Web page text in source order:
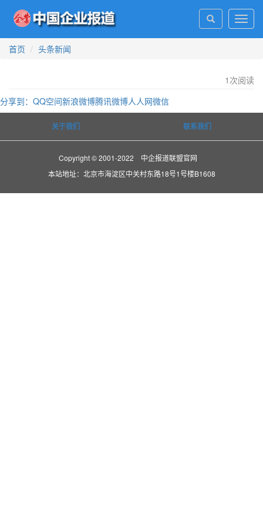
首页
头条新闻
1 次阅读
分享到： QQ空间新浪微博腾讯微博人人网微信
关于我们 联系我们
Copyright © 2001-2022 中企报道联盟官网
本站地址：北京市海淀区中关村东路18号1号楼B1608